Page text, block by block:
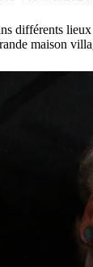
différents
maison